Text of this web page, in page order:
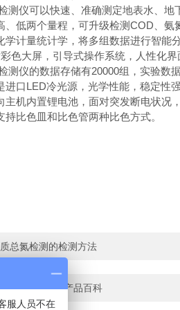
仪可以快速、准确测定地表水、地
两个量程，可升级检测COD、氨
量统计学，将多组数据进行智能分
大屏，引导式操作系统，人性化界
仪的数据存储有20000组，实验数
口LED冷光源，光学性能，稳定性强
内置锂电池，面对突发断电状况，
比色皿和比色管两种比色方式。
总氮检测的检测方法
检测仪厂家-产品百科
服人员不在